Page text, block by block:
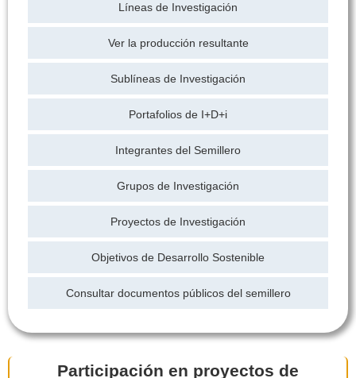
Líneas de Investigación
Ver la producción resultante
Sublíneas de Investigación
Portafolios de I+D+i
Integrantes del Semillero
Grupos de Investigación
Proyectos de Investigación
Objetivos de Desarrollo Sostenible
Consultar documentos públicos del semillero
Participación en proyectos de